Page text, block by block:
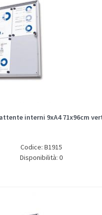
interni 9xA4 71x96cm
Codice: B1915
Disponibilità: 0